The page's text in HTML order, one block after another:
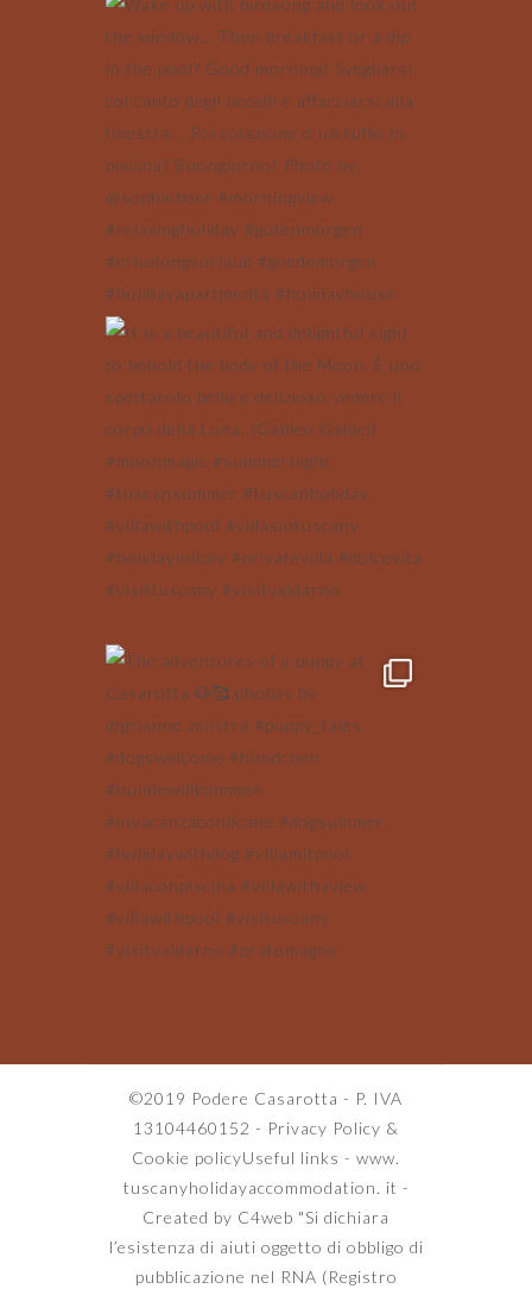
©2019 Podere Casarotta - P. IVA
13104460152 - Privacy Policy &
Cookie policyUseful links - www.
tuscanyholidayaccommodation. it -
Created by C4web "Si dichiara
l’esistenza di aiuti oggetto di obbligo di
pubblicazione nel RNA (Registro